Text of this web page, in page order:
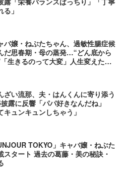
」
バ嬢・ねぶたちゃん、過敏性腸症候
だ思春期・母の蒸発…“どん底から
生きるのって大変」人生変えた言
ざい流那、夫・はんくんに寄り添う
露に反響「パパ好きなんだね」
キュンキュンしちゃう」
TOKYO」キャバ嬢・ねぶた
スタート 過去の葛藤・美の秘訣・